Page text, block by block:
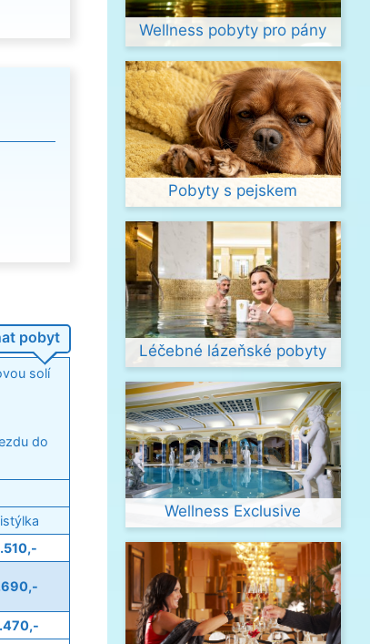
pobyt
solí
do
Wellness pobyty pro pány
Pobyty s pejskem
Léčebné lázeňské pobyty
Wellness Exclusive